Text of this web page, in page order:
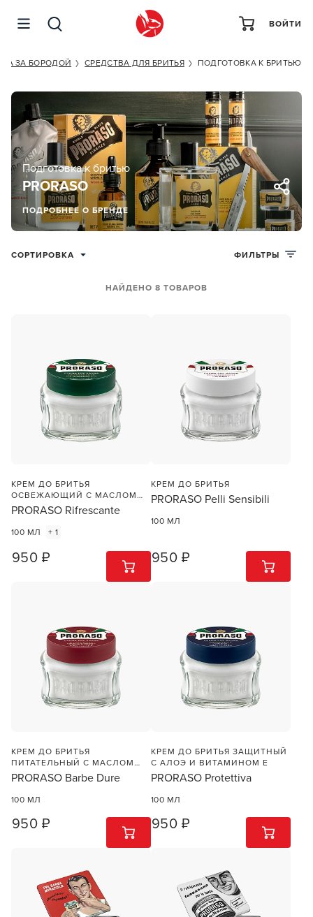
ВОЙТИ
ЗА БОРОДОЙ СРЕДСТВА ДЛЯ БРИТЬЯ ПОДГОТОВКА К БРИТЬЮ
PRORASO
Подготовка к бритью
ПОДРОБНЕЕ О БРЕНДЕ
СОРТИРОВКА
НАЙДЕНО 8 ТОВАРОВ
ФИЛЬТРЫ
КРЕМ ДО БРИТЬЯ
ОСВЕЖАЮЩИЙ С МАСЛОМ
ЭВКАЛИПТА И МЕНТОЛОМ
PRORASO Rifrescante
100 МЛ + 1
950 ₽ 1 ШТ
КРЕМ ДО БРИТЬЯ
PRORASO Pelli Sensibili
100 МЛ
950 ₽ 1 ШТ
КРЕМ ДО БРИТЬЯ
ПИТАТЕЛЬНЫЙ С МАСЛОМ
САНДАЛА И МАСЛОМ ШИ
PRORASO Barbe Dure
100 МЛ
950 ₽ 1 ШТ
КРЕМ ДО БРИТЬЯ ЗАЩИТНЫЙ
С АЛОЭ И ВИТАМИНОМ Е
PRORASO Protettiva
100 МЛ
950 ₽ 1 ШТ